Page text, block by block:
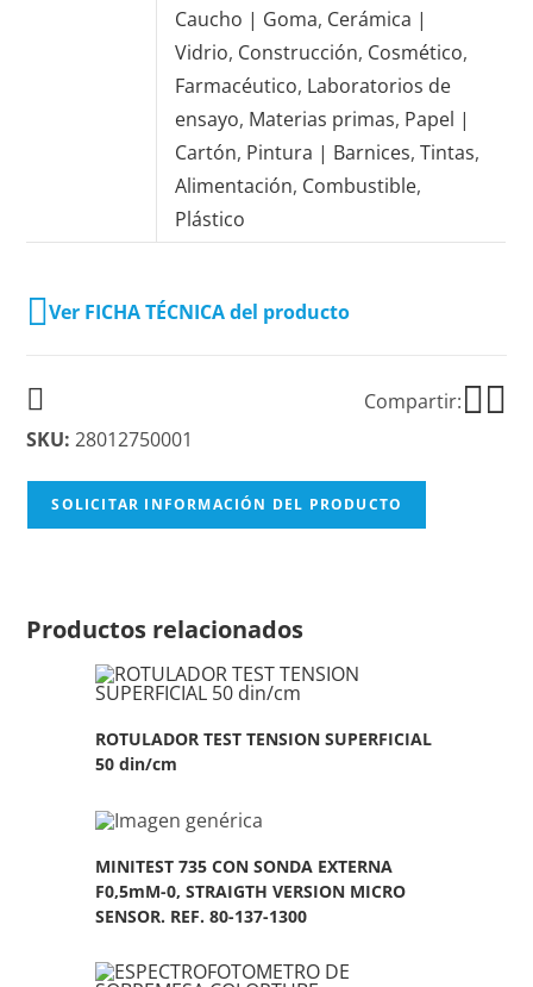
Caucho | Goma, Cerámica |
Vidrio, Construcción, Cosmético,
Farmacéutico, Laboratorios de
ensayo, Materias primas, Papel |
Cartón, Pintura | Barnices,Tintas,
Alimentación, Combustible,
Plástico
Ver FICHA TÉCNICA del producto
Compartir:
SKU: 28012750001
SOLICITAR INFORMACIÓN DEL PRODUCTO
Productos relacionados
ROTULADOR TEST TENSION SUPERFICIAL
50 din/cm
MINITEST 735 CON SONDA EXTERNA
F0,5mM-0, STRAIGTH VERSION MICRO
SENSOR. REF. 80-137-1300